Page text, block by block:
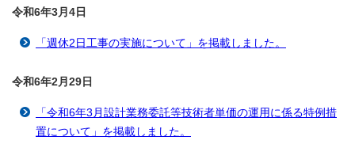
令和6年3月4 日
「週休2日工事の実施について」を掲載しました。
令和6年2月29 日
「令和6年3月設計業務委託等技術者単価の運用に係る特例措
置について」を掲載しました。